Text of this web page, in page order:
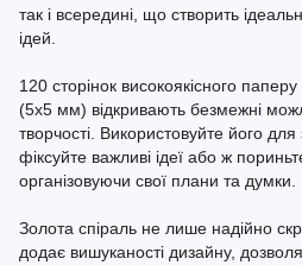
так і всередині, що створить
ідей.
120 сторінок високоякісного
(5х5 мм) відкривають безмежні
творчості. Використовуйте його для
фіксуйте важливі ідеї або ж
організовуючи свої плани та думки.
Золота спіраль не лише надійно
додає вишуканості дизайну,